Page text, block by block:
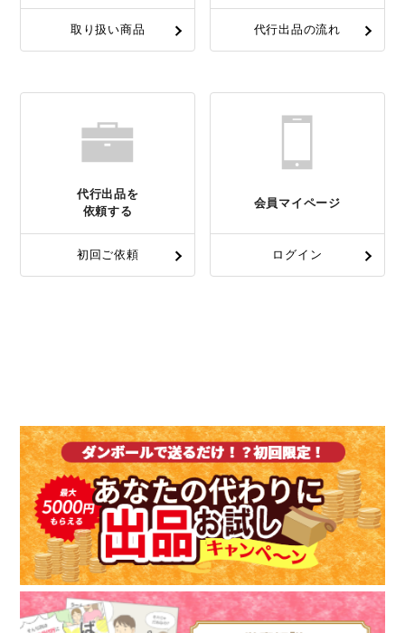
取り扱い商品 代行出品の流れ
代行出品を
依頼する
初回ご依頼
会員マイページ
ログイン